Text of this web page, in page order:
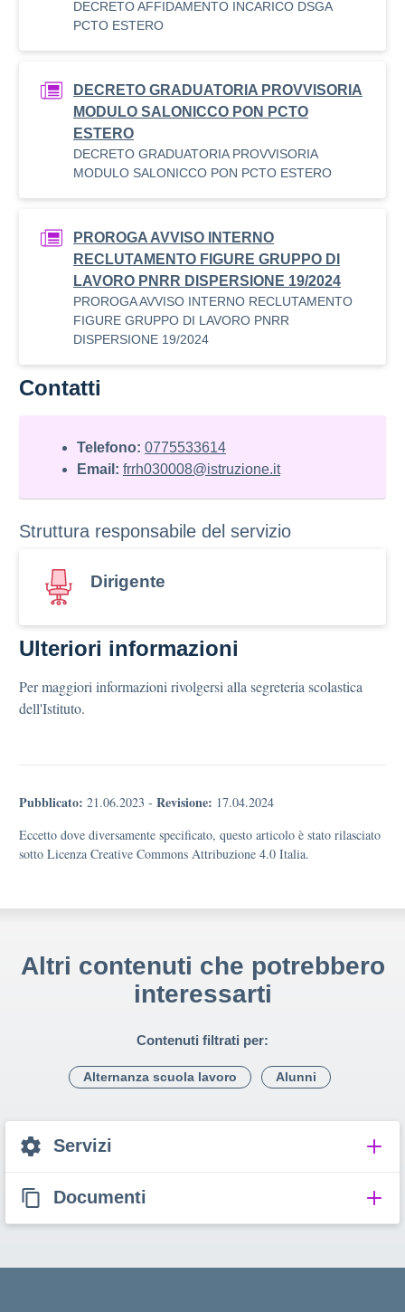
DECRETO AFFIDAMENTO INCARICO DSGA
PCTO ESTERO
DECRETO GRADUATORIA PROVVISORIA
MODULO SALONICCO PON PCTO
ESTERO
DECRETO GRADUATORIA PROVVISORIA
MODULO SALONICCO PON PCTO ESTERO
PROROGA AVVISO INTERNO
RECLUTAMENTO FIGURE GRUPPO DI
LAVORO PNRR DISPERSIONE 19/2024
PROROGA AVVISO INTERNO RECLUTAMENTO
FIGURE GRUPPO DI LAVORO PNRR
DISPERSIONE 19/2024
Contatti
Telefono: 0775533614
Email: frrh030008@istruzione.it
Struttura responsabile del servizio
Dirigente
Ulteriori informazioni
Per maggiori informazioni rivolgersi alla segreteria scolastica
dell'Istituto.
Pubblicato: 21.06.2023 - Revisione: 17.04.2024
Eccetto dove diversamente specificato, questo articolo è stato rilasciato
sotto Licenza Creative Commons Attribuzione 4.0 Italia.
Altri contenuti che potrebbero
interessarti
Contenuti filtrati per:
Alternanza scuola lavoro Alunni
Servizi
Documenti